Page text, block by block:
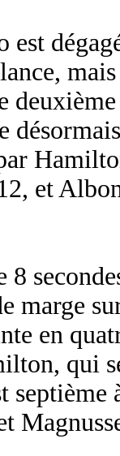
et
marge
en
qui